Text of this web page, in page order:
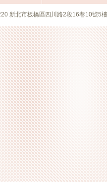
新北市板橋區四川路2段16巷10號